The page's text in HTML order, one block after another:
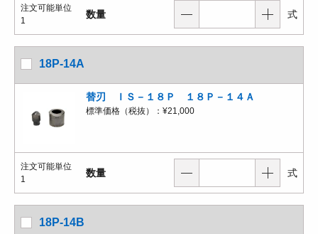
注文可能単位
1
数量 式
18P-14A
替刃 ＩＳ－１８Ｐ １８Ｐ－１４Ａ
標準価格（税抜）： ¥21,000
注文可能単位
1
数量 式
18P-14B